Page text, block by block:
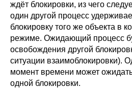
ждёт блокировки, из чего
один другой процесс
блокировку того же объекта в
режиме. Ожидающий процесс
освобождения другой
ситуации взаимоблокировки).
момент времени может
одной блокировки.